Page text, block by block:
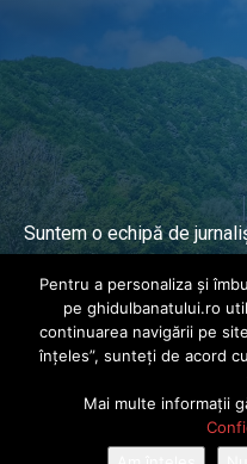
Suntem o echipă de
ani.
© Ghidul Banatului 2025.
Pentru a personaliza și
pe ghidulbanatului.ro
continuarea navigării pe
înțeles”, sunteți de acord
Mai multe informații